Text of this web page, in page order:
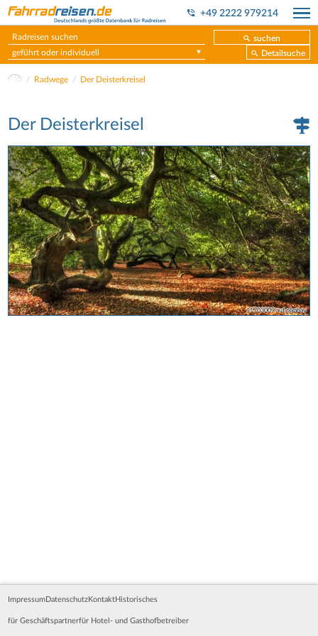
+49 2222 979214
suchen
geführt oder individuell
Detailsuche
Radwege Der Deisterkreisel
11703009 auf pixabay
Der Deisterkreisel
Impressum Datenschutz Kontakt Historisches
für Geschäftspartnerfür Hotel- und Gasthofbetreiber